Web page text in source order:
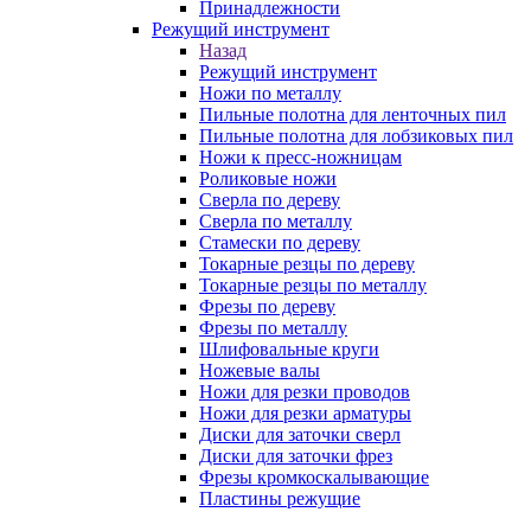
Принадлежности
Режущий инструмент
Назад
Режущий инструмент
Ножи по металлу
Пильные полотна для ленточных пил
Пильные полотна для лобзиковых пил
Ножи к пресс-ножницам
Роликовые ножи
Сверла по дереву
Сверла по металлу
Стамески по дереву
Токарные резцы по дереву
Токарные резцы по металлу
Фрезы по дереву
Фрезы по металлу
Шлифовальные круги
Ножевые валы
Ножи для резки проводов
Ножи для резки арматуры
Диски для заточки сверл
Диски для заточки фрез
Фрезы кромкоскалывающие
Пластины режущие